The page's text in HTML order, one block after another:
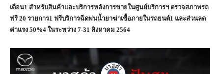
เดือน1 สำหรับสินค้าและบริการหลังการขายในศูนย์บริการฯ ตรวจสภาพรถ
ฟรี 20 รายการ1 ฟรีบริการฉีดพ่นน้ำยาฆ่าเชื้อภายในรถยนต์1 และส่วนลด
ค่าแรง 50%4 ในระหว่าง 7-31 สิงหาคม 2564